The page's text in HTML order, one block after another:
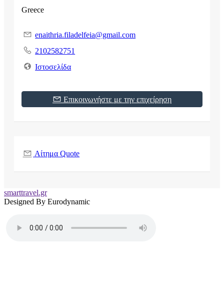
Greece
enaithria.filadelfeia@gmail.com
2102582751
Ιστοσελίδα
Επικοινωνήστε με την επιχείρηση
Αίτημα Quote
smarttravel.gr
Designed By Eurodynamic